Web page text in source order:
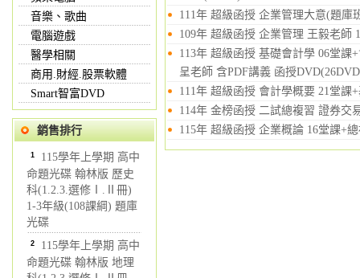
音樂、歌曲
電腦遊戲
醫學相關
商用.財經.股票軟體
Smart智富DVD
銷售排行
1 115學年上學期 高中
命題光碟 翰林版 歷史
科(1.2.3.選修Ⅰ.Ⅱ冊)
1-3年級(108課綱) 題庫
光碟
2 115學年上學期 高中
命題光碟 翰林版 地理
111年 超級函授 企業管理大意(題庫
109年 超級函授 企業管理 王毅老師
113年 超級函授 基礎會計學 06堂課
呈老師 含PDF講義 函授
111年 超級函授 會計學概要 21堂課
114年 金榜函授 二試總複習 證券交
115年 超級函授 企業概論 16堂課+